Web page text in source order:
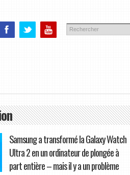
Samsung a transformé la Galaxy Watch
Ultra 2 en un ordinateur de plongée à
part entière – mais il y a un problème